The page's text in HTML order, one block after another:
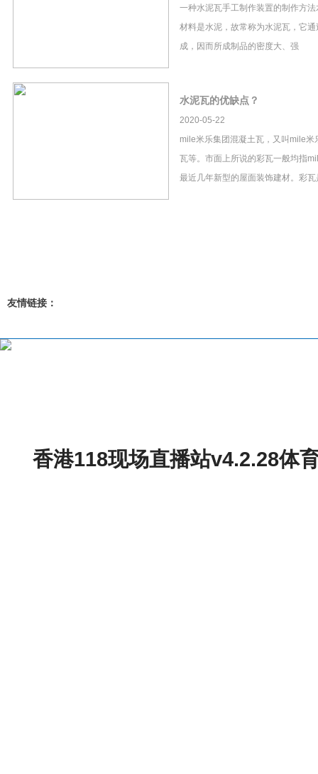
一种水泥瓦手工制作装置的制作方
材料是水泥，故常称为水泥瓦，它
成，因而所成制品的密度大、强
水泥瓦的优缺点？
2020-05-22
mile米乐集团混凝土瓦，又叫mile米
瓦等。市面上所说的彩瓦一般均指
最近几年新型的屋面装饰建材。彩
友情链接：
香港118现场直播站v4.2.28体